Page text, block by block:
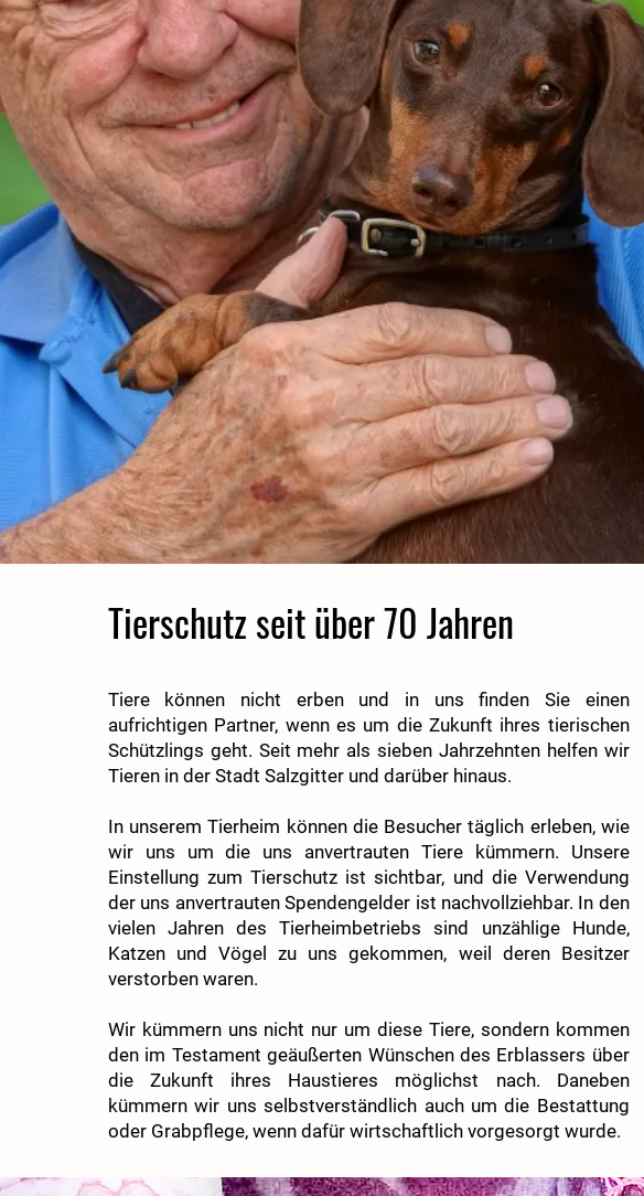
Tierschutz seit über 70 Jahren
Tiere können nicht erben und in uns finden Sie einen
aufrichtigen Partner, wenn es um die Zukunft ihres tierischen
Schützlings geht. Seit mehr als sieben Jahrzehnten helfen wir
Tieren in der Stadt Salzgitter und darüber hinaus.
In unserem Tierheim können die Besucher täglich erleben, wie
wir uns um die uns anvertrauten Tiere kümmern. Unsere
Einstellung zum Tierschutz ist sichtbar, und die Verwendung
der uns anvertrauten Spendengelder ist nachvollziehbar. In den
vielen Jahren des Tierheimbetriebs sind unzählige Hunde,
Katzen und Vögel zu uns gekommen, weil deren Besitzer
verstorben waren.
Wir kümmern uns nicht nur um diese Tiere, sondern kommen
den im Testament geäußerten Wünschen des Erblassers über
die Zukunft ihres Haustieres möglichst nach. Daneben
kümmern wir uns selbstverständlich auch um die Bestattung
oder Grabpflege, wenn dafür wirtschaftlich vorgesorgt wurde.